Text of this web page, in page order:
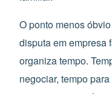
O ponto menos
disputa em empresa
organiza tempo.
negociar, tempo